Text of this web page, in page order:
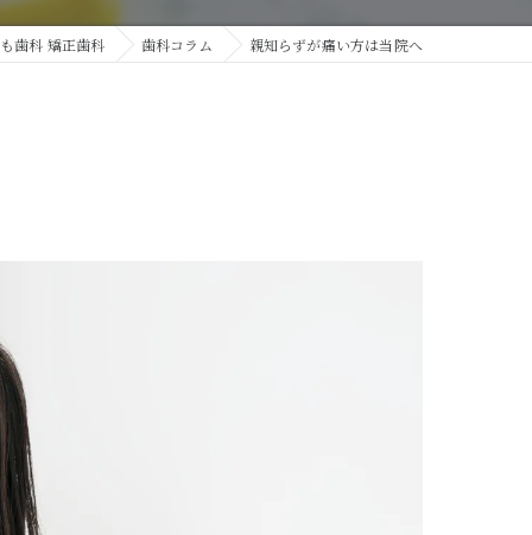
歯科 矯正歯科 歯科コラム 親知らずが痛い方は当院へ